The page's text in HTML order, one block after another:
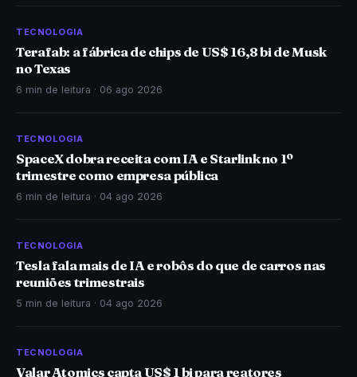
TECNOLOGIA
Terafab: a fábrica de chips de US$ 16,8 bi de Musk
no Texas
6 min de leitura · 06 ago 2026
TECNOLOGIA
SpaceX dobra receita com IA e Starlink no 1º
trimestre como empresa pública
6 min de leitura · 04 ago 2026
TECNOLOGIA
Tesla fala mais de IA e robôs do que de carros nas
reuniões trimestrais
5 min de leitura · 04 ago 2026
TECNOLOGIA
Valar Atomics capta US$ 1 bi para reatores